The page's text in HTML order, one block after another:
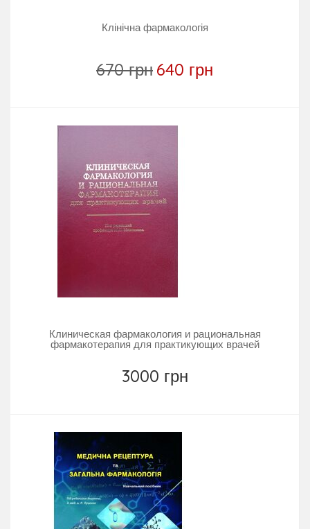
Клінічна фармакологія
670 грн 640 грн
Клиническая фармакология и рациональная
фармакотерапия для практикующих врачей
3000 грн